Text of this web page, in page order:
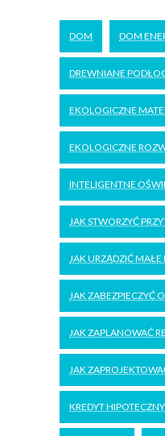
DOM DOM
DREWNIANE
EKOLOGICZNE
EKOLOGICZNE
INTELIGENTNE
JAK STWORZYĆ
JAK URZĄDZIĆ MAŁE
JAK ZABEZPIECZYĆ
JAK ZAPLANOWAĆ
JAK
KREDYT HIPOTECZNY